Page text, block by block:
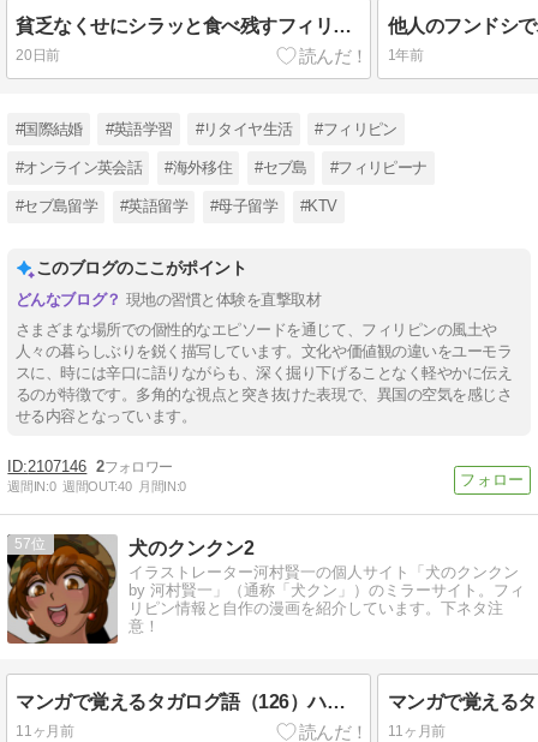
貧乏なくせにシラッと食べ残すフィリピン人
20日前
他人のフンドシ
1年前
#国際結婚 #英語学習 #リタイヤ生活 #フィリピン
#オンライン英会話 #海外移住 #セブ島 #フィリピーナ
#セブ島留学 #英語留学 #母子留学 #KTV
このブログのここがポイント
現地の習慣と体験を直撃取材
さまざまな場所での個性的なエピソードを通じて、フィリピンの風土や
人々の暮らしぶりを鋭く描写しています。文化や価値観の違いをユーモラ
スに、時には辛口に語りながらも、深く掘り下げることなく軽やかに伝え
るのが特徴です。多角的な視点と突き抜けた表現で、異国の空気を感じさ
せる内容となっています。
2107146 2
週間IN:0 週間OUT:40 月間IN:0
57 犬のクンクン2
イラストレーター河村賢一の個人サイト「犬のクンクン
by 河村賢一」（通称「犬クン」）のミラーサイト。フィ
リピン情報と自作の漫画を紹介しています。下ネタ注
意！
マンガで覚えるタガログ語（126）ハリック
11ヶ月前 11ヶ月前